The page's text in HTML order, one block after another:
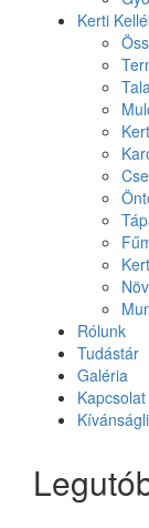
Kerti
Rólunk
Tudástár
Galéria
Kapcsolat